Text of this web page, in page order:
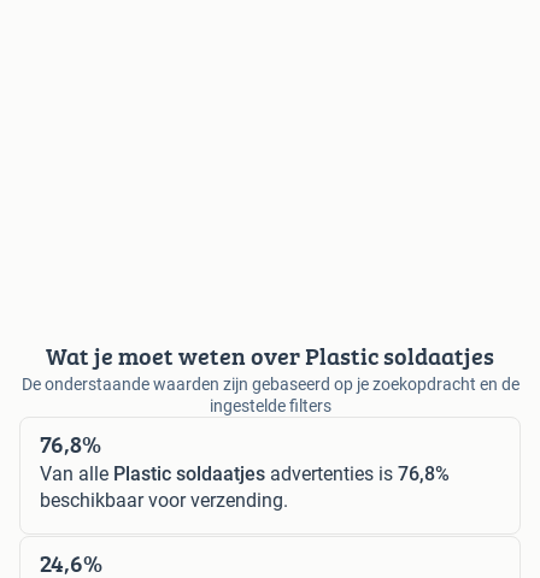
Wat je moet weten over Plastic soldaatjes
De onderstaande waarden zijn gebaseerd op je zoekopdracht en de
ingestelde filters
76,8%
Van alle Plastic soldaatjes advertenties is 76,8%
beschikbaar voor verzending.
24,6%